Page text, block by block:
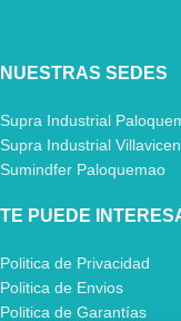
NUESTRAS SEDES
Supra Industrial
Supra Industrial
Sumindfer Paloquemao
TE PUEDE
Politica de Privacidad
Politica de Envios
Politica de Garantías